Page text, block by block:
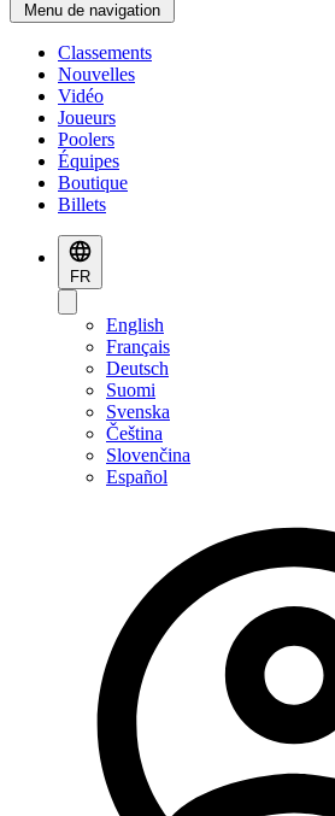
Menu de navigation
Classements
Nouvelles
Vidéo
Joueurs
Poolers
Équipes
Boutique
Billets
FR
English
Français
Deutsch
Suomi
Svenska
Čeština
Slovenčina
Español